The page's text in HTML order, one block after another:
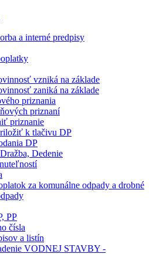
a interné predpisy
vzniká na základe
zaniká na základe
priznania
priznaní
priznanie
k tlačivu DP
DP
Dedenie
za komunálne odpady a drobné
PP
čísla
a listín
VODNEJ STAVBY -